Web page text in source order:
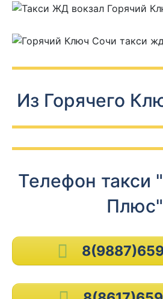
Из Горячего
Телефон такси
Плюс"